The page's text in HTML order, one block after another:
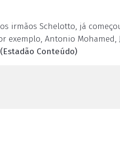
irmãos Schelotto, já
exemplo, Antonio Mohamed,
(Estadão Conteúdo)